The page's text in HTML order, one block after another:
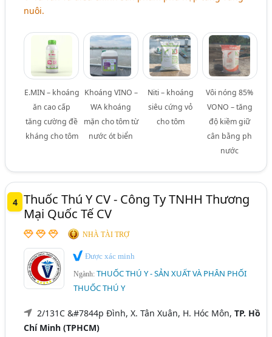
nuôi.
E.MIN – khoáng
ăn cao cấp
tăng cường đề
kháng cho tôm
Khoáng VINO –
WA khoáng
mặn cho tôm từ
nước ót biển
Niti – khoáng
siêu cứng vỏ
cho tôm
Vôi nóng 85%
VONO – tăng
độ kiềm giữ
cân bằng ph
nước
4 Thuốc Thú Y CV - Công Ty TNHH Thương
Mại Quốc Tế CV
NHÀ TÀI TRỢ
Được xác minh
Ngành:THUỐC THÚ Y - SẢN XUẤT VÀ PHÂN PHỐI
THUỐC THÚ Y
2/131C &#7844p Đình, X. Tân Xuân, H. Hóc Môn,TP. Hồ
Chí Minh (TPHCM)